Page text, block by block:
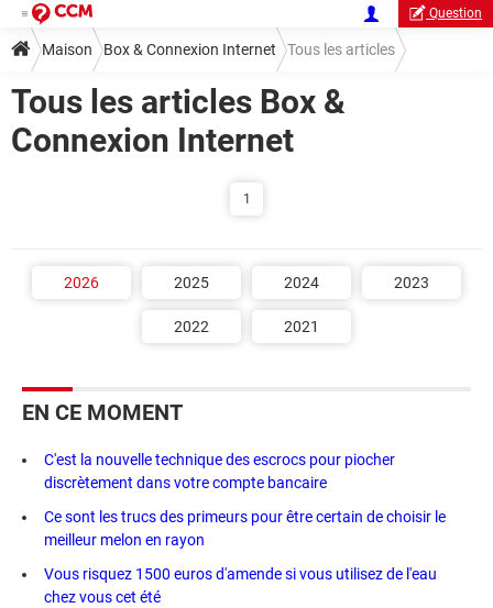
Question
Maison Box & Connexion Internet Tous les articles
Tous les articles Box &
Connexion Internet
1
2026 2025 2024 2023
2022 2021
EN CE MOMENT
C'est la nouvelle technique des escrocs pour piocher
discrètement dans votre compte bancaire
Ce sont les trucs des primeurs pour être certain de choisir le
meilleur melon en rayon
Vous risquez 1500 euros d'amende si vous utilisez de l'eau
chez vous cet été